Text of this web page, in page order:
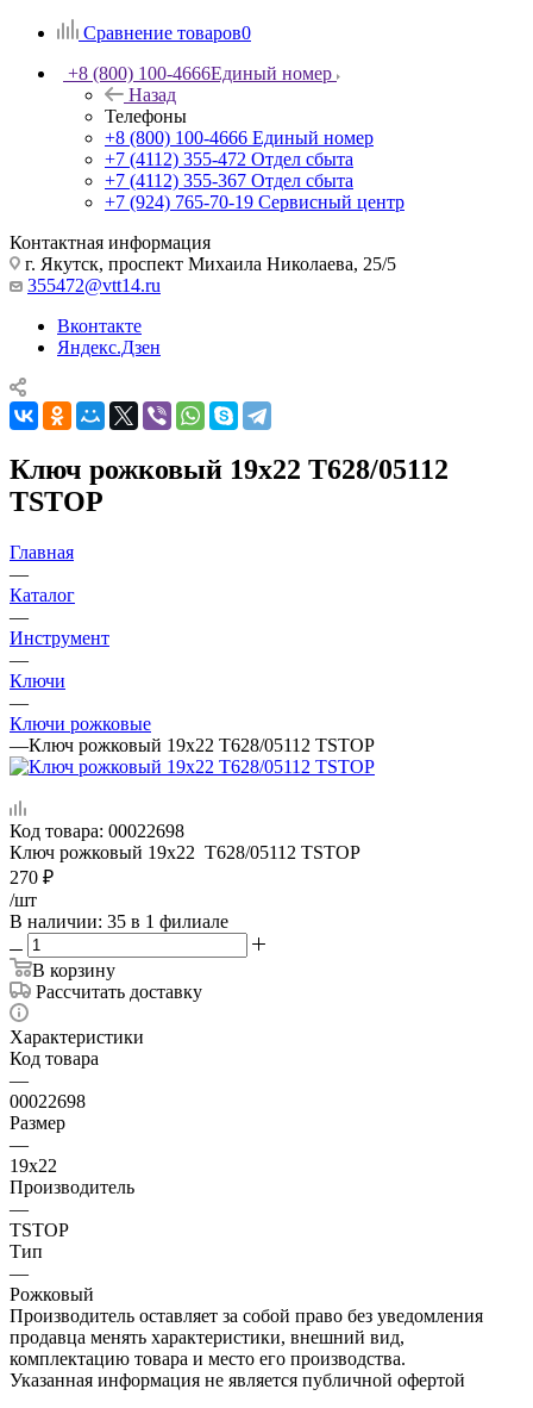
Сравнение товаров0
+8 (800) 100-4666Единый номер
Назад
Телефоны
+8 (800) 100-4666 Единый номер
+7 (4112) 355-472 Отдел сбыта
+7 (4112) 355-367 Отдел сбыта
+7 (924) 765-70-19 Сервисный центр
Контактная информация
г. Якутск, проспект Михаила Николаева, 25/5
355472@vtt14.ru
Вконтакте
Яндекс.Дзен
Ключ рожковый 19х22 T628/05112
TSTOP
Главная
—
Каталог
—
Инструмент
—
Ключи
—
Ключи рожковые
—Ключ рожковый 19х22 T628/05112 TSTOP
Код товара: 00022698
Ключ рожковый 19х22 T628/05112 TSTOP
270 ₽
/шт
В наличии: 35 в 1 филиале
В корзину
Рассчитать доставку
Характеристики
Код товара
—
00022698
Размер
—
19х22
Производитель
—
TSTOP
Тип
—
Рожковый
Производитель оставляет за собой право без уведомления
продавца менять характеристики, внешний вид,
комплектацию товара и место его производства.
Указанная информация не является публичной офертой